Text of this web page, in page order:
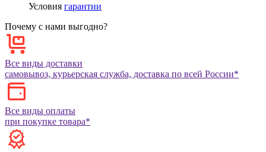
Условия гарантии
Почему с нами выгодно?
Все виды доставки
самовывоз, курьерская служба, доставка по всей России*
Все виды оплаты
при покупке товара*